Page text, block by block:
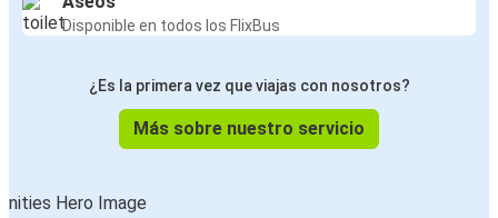
Disponible en todos los FlixBus
¿Es la primera vez que viajas con nosotros?
Más sobre nuestro servicio